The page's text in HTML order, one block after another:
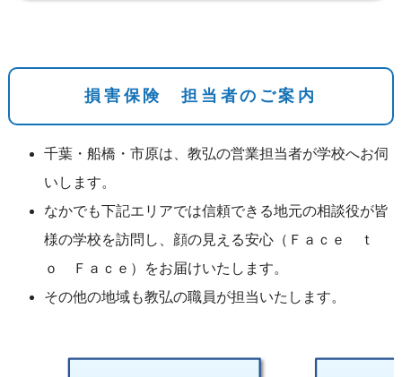
損害保険 担当者のご案内
千葉・船橋・市原は、教弘の営業担当者が学校へお伺
いします。
なかでも下記エリアでは信頼できる地元の相談役が皆
様の学校を訪問し、顔の見える安心（Ｆａｃｅ ｔ
ｏ Ｆａｃｅ）をお届けいたします。
その他の地域も教弘の職員が担当いたします。